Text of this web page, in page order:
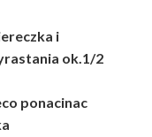
i
ok.1/2
ponacinac